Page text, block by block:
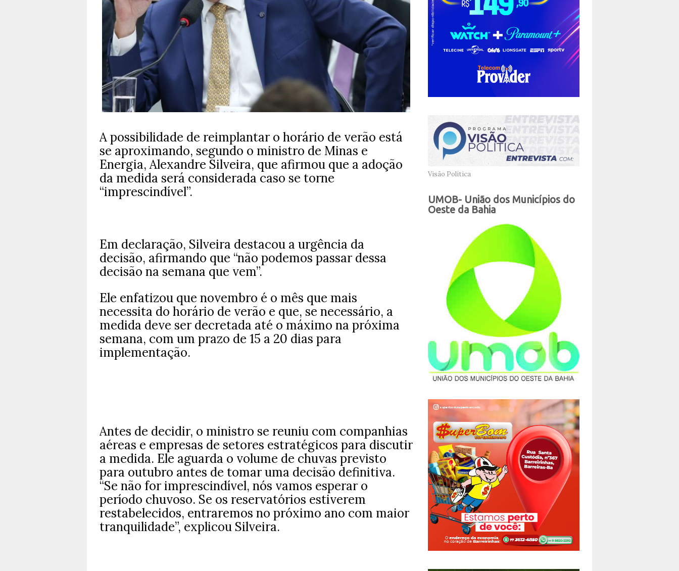
A possibilidade de reimplantar o horário de verão está
se aproximando, segundo o ministro de Minas e
Energia, Alexandre Silveira, que afirmou que a adoção
da medida será considerada caso se torne
“imprescindível”.
Em declaração, Silveira destacou a urgência da
decisão, afirmando que “não podemos passar dessa
decisão na semana que vem”.
Ele enfatizou que novembro é o mês que mais
necessita do horário de verão e que, se necessário, a
medida deve ser decretada até o máximo na próxima
semana, com um prazo de 15 a 20 dias para
implementação.
Antes de decidir, o ministro se reuniu com companhias
aéreas e empresas de setores estratégicos para discutir
a medida. Ele aguarda o volume de chuvas previsto
para outubro antes de tomar uma decisão definitiva.
“Se não for imprescindível, nós vamos esperar o
período chuvoso. Se os reservatórios estiverem
restabelecidos, entraremos no próximo ano com maior
tranquilidade”, explicou Silveira.
Visão Política
UMOB- União dos Municípios do
Oeste da Bahia